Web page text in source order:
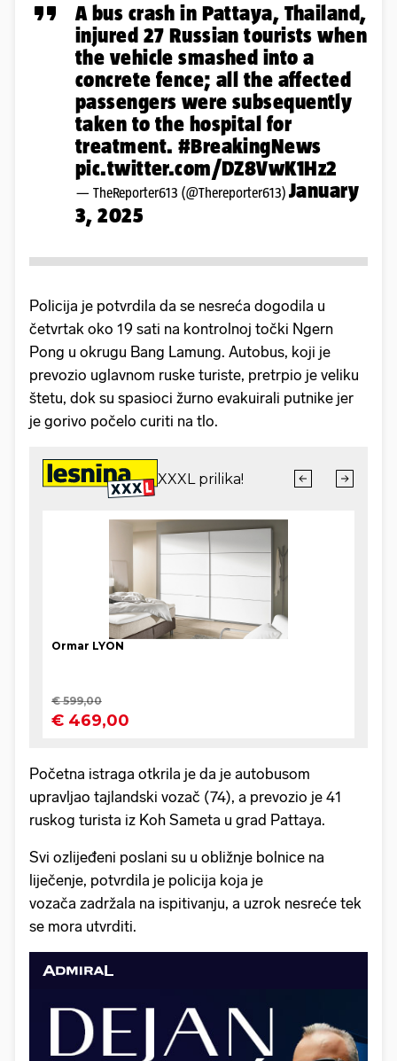
A bus crash in Pattaya, Thailand,
injured 27 Russian tourists when
the vehicle smashed into a
concrete fence; all the affected
passengers were subsequently
taken to the hospital for
treatment. #BreakingNews
pic.twitter.com/DZ8VwK1Hz2
— TheReporter613 (@Thereporter613) January
3, 2025
Policija je potvrdila da se nesreća dogodila u
četvrtak oko 19 sati na kontrolnoj točki Ngern
Pong u okrugu Bang Lamung. Autobus, koji je
prevozio uglavnom ruske turiste, pretrpio je veliku
štetu, dok su spasioci žurno evakuirali putnike jer
je gorivo počelo curiti na tlo.
Početna istraga otkrila je da je autobusom
upravljao tajlandski vozač (74), a prevozio je 41
ruskog turista iz Koh Sameta u grad Pattaya.
Svi ozlijeđeni poslani su u obližnje bolnice na
liječenje, potvrdila je policija koja je
vozača zadržala na ispitivanju, a uzrok nesreće tek
se mora utvrditi.